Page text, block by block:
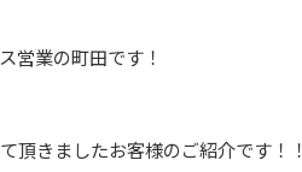
営業の町田です！
頂きましたお客様のご紹介です！！